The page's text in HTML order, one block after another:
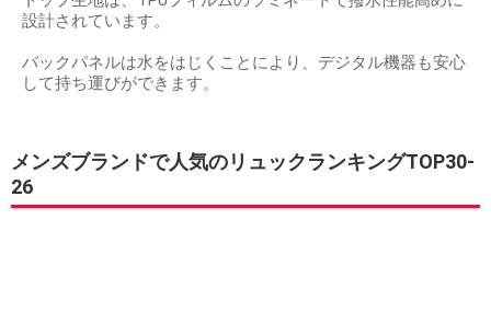
設計されています。
バックパネルは水をはじくことにより、デジタル機器も安心
して持ち運びができます。
メンズブランドで人気のリュックランキングTOP30-
26